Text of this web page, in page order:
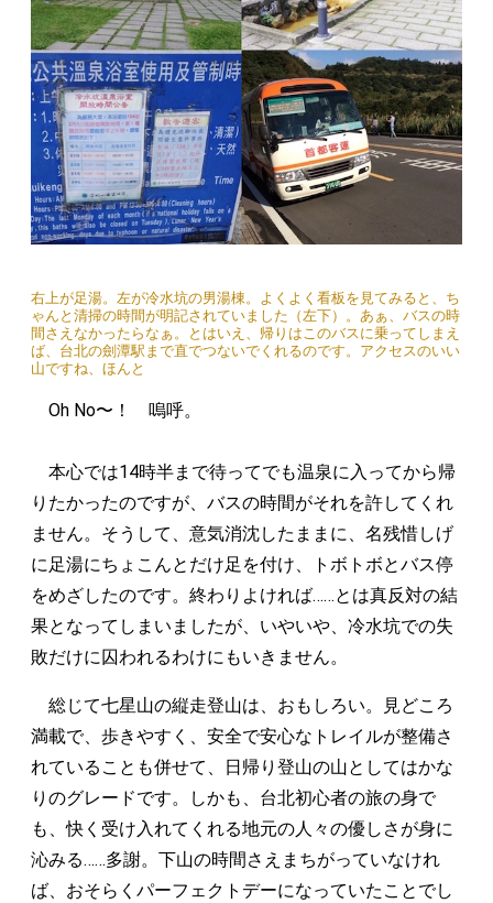
右上が足湯。左が冷水坑の男湯棟。よくよく看板を見てみると、ち
ゃんと清掃の時間が明記されていました（左下）。あぁ、バスの時
間さえなかったらなぁ。とはいえ、帰りはこのバスに乗ってしまえ
ば、台北の劍潭駅まで直でつないでくれるのです。アクセスのいい
山ですね、ほんと
Oh No〜！ 嗚呼。
本心では14時半まで待ってでも温泉に入ってから帰
りたかったのですが、バスの時間がそれを許してくれ
ません。そうして、意気消沈したままに、名残惜しげ
に足湯にちょこんとだけ足を付け、トボトボとバス停
をめざしたのです。終わりよければ……とは真反対の結
果となってしまいましたが、いやいや、冷水坑での失
敗だけに囚われるわけにもいきません。
総じて七星山の縦走登山は、おもしろい。見どころ
満載で、歩きやすく、安全で安心なトレイルが整備さ
れていることも併せて、日帰り登山の山としてはかな
りのグレードです。しかも、台北初心者の旅の身で
も、快く受け入れてくれる地元の人々の優しさが身に
沁みる……多謝。下山の時間さえまちがっていなけれ
ば、おそらくパーフェクトデーになっていたことでし